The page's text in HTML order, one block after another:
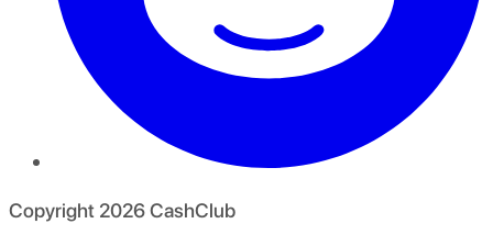
Copyright 2026CashClub